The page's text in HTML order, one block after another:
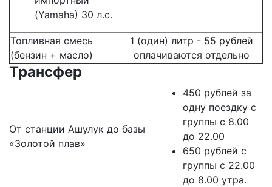
(Yamaha) 30 л.с.
Топливная смесь
(бензин + масло)
1 (один) литр - 55 рублей
оплачиваются отдельно
Трансфер
От станции Ашулук до базы
«Золотой плав»
450 рублей за
одну поездку с
группы с 8.00
до 22.00
650 рублей с
группы с 22.00
до 8.00 утра.